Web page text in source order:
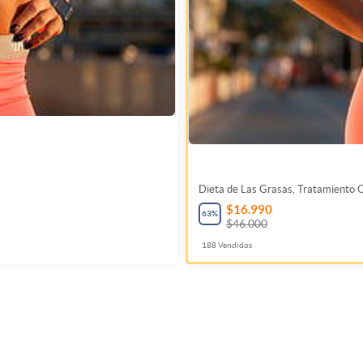
Dieta de Las Grasas, Tratamiento
63% $16.990
$46.000
188Vendidos